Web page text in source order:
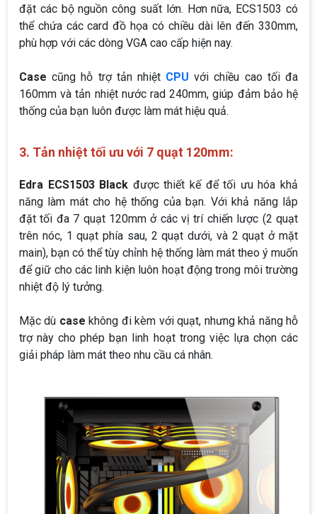
đặt các bộ nguồn công suất lớn. Hơn nữa, ECS1503 có
thể chứa các card đồ họa có chiều dài lên đến 330mm,
phù hợp với các dòng VGA cao cấp hiện nay.
Case cũng hỗ trợ tản nhiệt CPUvới chiều cao tối đa
160mm và tản nhiệt nước rad 240mm, giúp đảm bảo hệ
thống của bạn luôn được làm mát hiệu quả.
3. Tản nhiệt tối ưu với 7 quạt 120mm:
Edra ECS1503 Black được thiết kế để tối ưu hóa khả
năng làm mát cho hệ thống của bạn. Với khả năng lắp
đặt tối đa 7 quạt 120mm ở các vị trí chiến lược (2 quạt
trên nóc, 1 quạt phía sau, 2 quạt dưới, và 2 quạt ở mặt
main), bạn có thể tùy chỉnh hệ thống làm mát theo ý muốn
để giữ cho các linh kiện luôn hoạt động trong môi trường
nhiệt độ lý tưởng.
Mặc dù case không đi kèm với quạt, nhưng khả năng hỗ
trợ này cho phép bạn linh hoạt trong việc lựa chọn các
giải pháp làm mát theo nhu cầu cá nhân.